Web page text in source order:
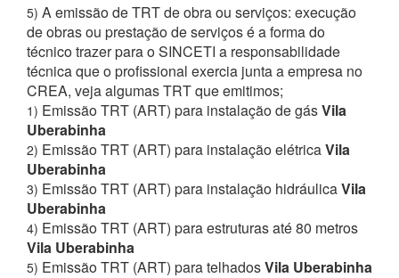
5) A emissão de TRT de obra ou serviços: execução
de obras ou prestação de serviços é a forma do
técnico trazer para o SINCETI a responsabilidade
técnica que o profissional exercia junta a empresa no
CREA, veja algumas TRT que emitimos;
1) Emissão TRT (ART) para instalação de gásVila
Uberabinha
2) Emissão TRT (ART) para instalação elétricaVila
Uberabinha
3) Emissão TRT (ART) para instalação hidráulicaVila
Uberabinha
4) Emissão TRT (ART) para estruturas até 80 metros
Vila Uberabinha
5) Emissão TRT (ART) para telhadosVila Uberabinha